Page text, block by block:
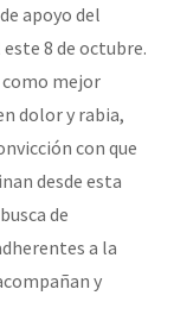
apoyo del
8 de octubre.
como mejor
dolor y rabia,
con que
desde esta
de
a la
y